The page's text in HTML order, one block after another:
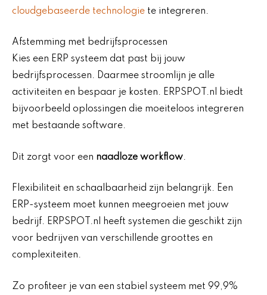
cloudgebaseerde technologie te integreren.
Afstemming met bedrijfsprocessen
Kies een ERP systeem dat past bij jouw
bedrijfsprocessen. Daarmee stroomlijn je alle
activiteiten en bespaar je kosten. ERPSPOT.nl biedt
bijvoorbeeld oplossingen die moeiteloos integreren
met bestaande software.
Dit zorgt voor een naadloze workflow.
Flexibiliteit en schaalbaarheid zijn belangrijk. Een
ERP-systeem moet kunnen meegroeien met jouw
bedrijf. ERPSPOT.nl heeft systemen die geschikt zijn
voor bedrijven van verschillende groottes en
complexiteiten.
Zo profiteer je van een stabiel systeem met 99,9%